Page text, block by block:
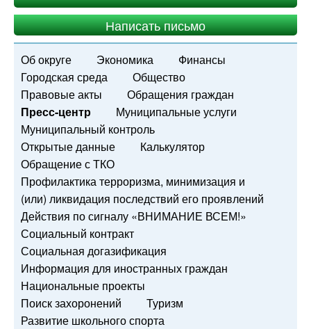
Написать письмо
Об округе Экономика
Финансы
Городская среда
Общество
Правовые акты
Обращения граждан
Пресс-центр
Муниципальные услуги
Муниципальный контроль
Открытые данные
Калькулятор
Обращение с ТКО
Профилактика терроризма, минимизация и
(или) ликвидация последствий его проявлений
Действия по сигналу «ВНИМАНИЕ ВСЕМ!»
Социальный контракт
Социальная догазификация
Информация для иностранных граждан
Национальные проекты
Поиск захоронений
Туризм
Развитие школьного спорта